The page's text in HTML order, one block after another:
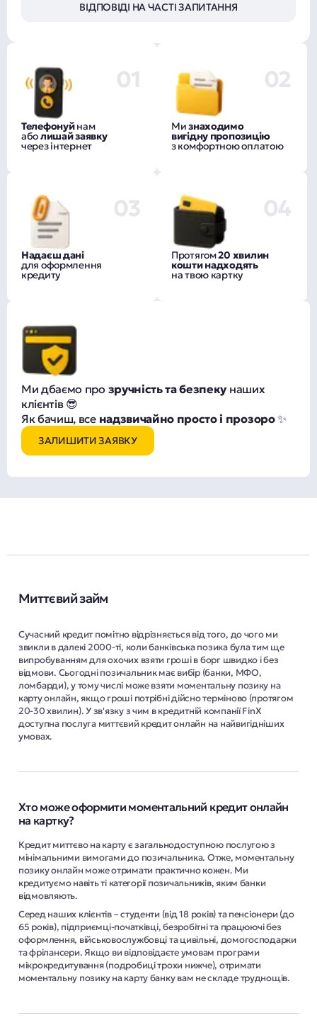
ВІДПОВІДІ НА ЧАСТІ ЗАПИТАННЯ
01
Телефонуйнам
аболишай заявку
через інтернет
02
Мизнаходимо
вигідну пропозицію
з комфортною оплатою
03
Надаєш дані
для оформлення
кредиту
04
Протягом20 хвилин
кошти надходять
на твою картку
Ми дбаємо про зручність та безпеку наших
клієнтів 😎
Як бачиш, все надзвичайно просто і прозоро✨
ЗАЛИШИТИ ЗАЯВКУ
Миттєвий займ
Сучасний кредит помітно відрізняється від того, до чого ми
звикли в далекі 2000-ті, коли банківська позика була тим ще
випробуванням для охочих взяти гроші в борг швидко і без
відмови. Сьогодні позичальник має вибір (банки, МФО,
ломбарди), у тому числі може взяти моментальну позику на
карту онлайн, якщо гроші потрібні дійсно терміново (протягом
20-30 хвилин). У зв'язку з чим в кредитній компанії FinX
доступна послуга миттєвий кредит онлайн на найвигідніших
умовах.
Хто може оформити моментальний кредит онлайн
на картку?
Кредит миттєво на карту є загальнодоступною послугою з
мінімальними вимогами до позичальника. Отже, моментальну
позику онлайн може отримати практично кожен. Ми
кредитуємо навіть ті категорії позичальників, яким банки
відмовляють.
Серед наших клієнтів – студенти (від 18 років) та пенсіонери (до
65 років), підприємці-початківці, безробітні та працюючі без
оформлення, військовослужбовці та цивільні, домогосподарки
та фрілансери. Якщо ви відповідаєте умовам програми
мікрокредитування (подробиці трохи нижче), отримати
моментальну позику на карту банку вам не складе труднощів.